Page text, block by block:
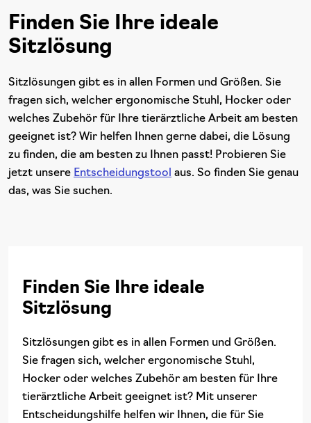
Finden Sie Ihre ideale
Sitzlösung
Sitzlösungen gibt es in allen Formen und Größen. Sie
fragen sich, welcher ergonomische Stuhl, Hocker oder
welches Zubehör für Ihre tierärztliche Arbeit am besten
geeignet ist? Wir helfen Ihnen gerne dabei, die Lösung
zu finden, die am besten zu Ihnen passt! Probieren Sie
jetzt unsere Entscheidungstool aus. So finden Sie genau
das, was Sie suchen.
Finden Sie Ihre ideale
Sitzlösung
Sitzlösungen gibt es in allen Formen und Größen.
Sie fragen sich, welcher ergonomische Stuhl,
Hocker oder welches Zubehör am besten für Ihre
tierärztliche Arbeit geeignet ist? Mit unserer
Entscheidungshilfe helfen wir Ihnen, die für Sie